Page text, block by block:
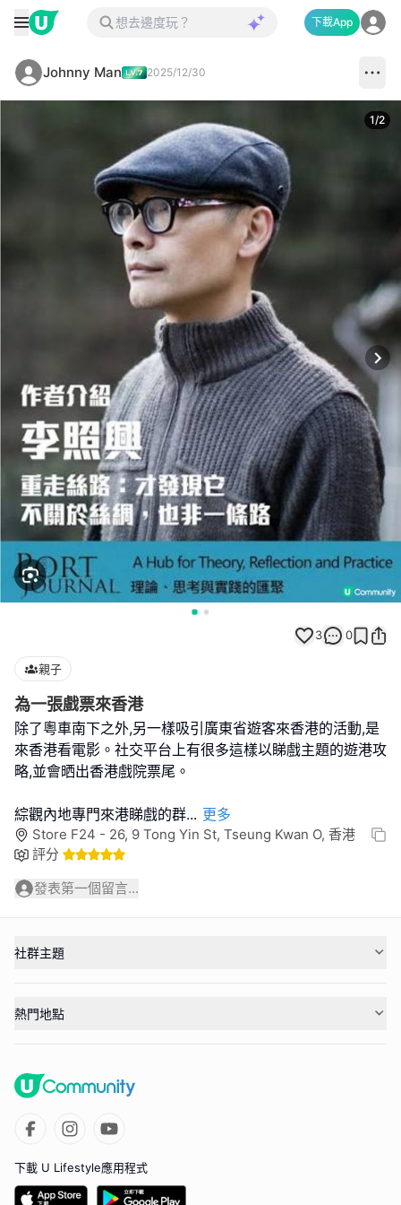
下載App
Johnny Man 2025/12/30
1/2
3 0
親子
為一張戲票來香港
除了粵車南下之外,另一樣吸引廣東省遊客來香港的活動,是
來香港看電影。社交平台上有很多這樣以睇戲主題的遊港攻
略,並會晒出香港戲院票尾。
綜觀內地專門來港睇戲的群... 更多
Store F24 - 26, 9 Tong Yin St, Tseung Kwan O, 香港
評分
發表第一個留言...
社群主題
熱門地點
下載 U Lifestyle應用程式